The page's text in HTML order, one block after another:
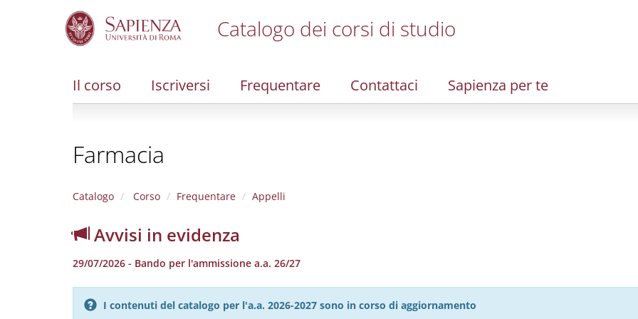
Catalogo dei corsi di studio
Il corso Iscriversi Frequentare Contattaci Sapienza per te
Farmacia
Catalogo Corso Frequentare Appelli
Avvisi in evidenza
29/07/2026 - Bando per l'ammissione a.a. 26/27
I contenuti del catalogo per l'a.a. 2026-2027 sono in corso di aggiornamento